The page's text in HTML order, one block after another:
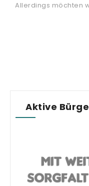
Allerdings möchten
Aktive